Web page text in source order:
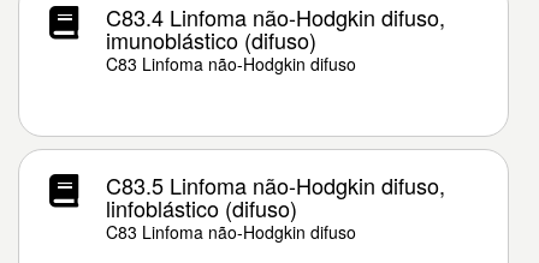
C83.4 Linfoma não-Hodgkin difuso,
imunoblástico (difuso)
C83 Linfoma não-Hodgkin difuso
C83.5 Linfoma não-Hodgkin difuso,
linfoblástico (difuso)
C83 Linfoma não-Hodgkin difuso